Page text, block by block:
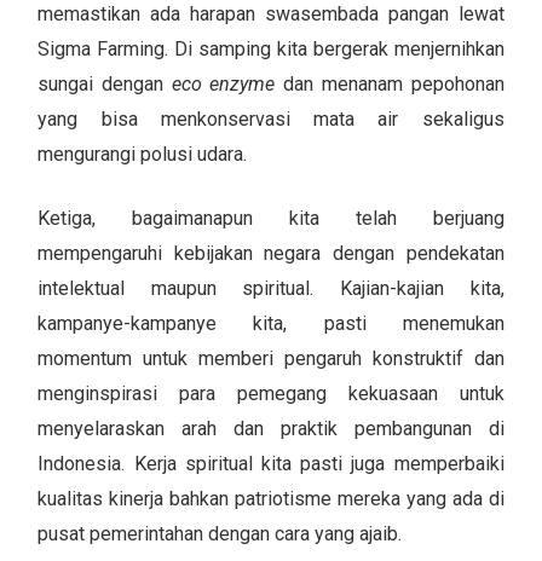
memastikan ada harapan swasembada pangan lewat
Sigma Farming. Di samping kita bergerak menjernihkan
sungai dengan eco enzyme dan menanam pepohonan
yang bisa menkonservasi mata air sekaligus
mengurangi polusi udara.
Ketiga, bagaimanapun kita telah berjuang
mempengaruhi kebijakan negara dengan pendekatan
intelektual maupun spiritual. Kajian-kajian kita,
kampanye-kampanye kita, pasti menemukan
momentum untuk memberi pengaruh konstruktif dan
menginspirasi para pemegang kekuasaan untuk
menyelaraskan arah dan praktik pembangunan di
Indonesia. Kerja spiritual kita pasti juga memperbaiki
kualitas kinerja bahkan patriotisme mereka yang ada di
pusat pemerintahan dengan cara yang ajaib.